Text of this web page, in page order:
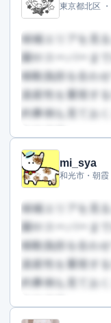
東京都北区 ・
候補エリアを見
園やスーパーま
移動負担を合わ
資産性を重視す
約事例も見てお
この回答を読むに
（文字数
mi_sya
和光市・朝霞
候補エリアを見
園やスーパーま
移動負担を合わ
資産性を重視す
約事例も見てお